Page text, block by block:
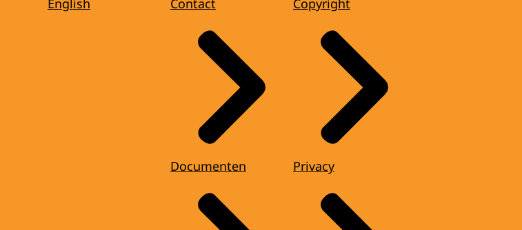
Documenten Privacy